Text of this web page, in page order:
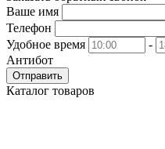
Ваше имя
Телефон
Удобное время
-
Антибот
Отправить
Каталог товаров